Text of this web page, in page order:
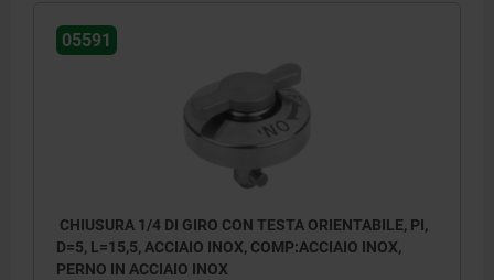
05591
CHIUSURA 1/4 DI GIRO CON TESTA ORIENTABILE, PI,
D=5, L=15,5, ACCIAIO INOX, COMP:ACCIAIO INOX,
PERNO IN ACCIAIO INOX